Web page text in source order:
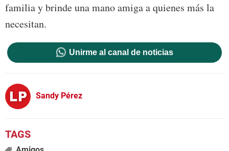
familia y brinde una mano amiga a quienes más la
necesitan.
Unirme al canal de noticias
Sandy Pérez